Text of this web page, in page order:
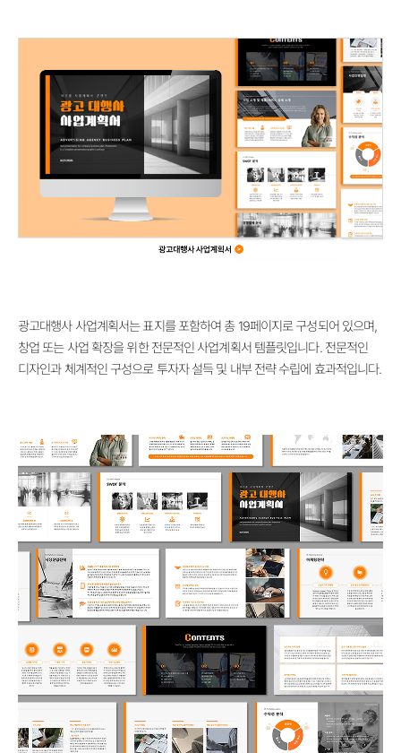
광고대행사 사업계획서는 표지를 포함하여 총 19페이지로 구성되어 있으며,
창업 또는 사업 확장을 위한 전문적인 사업계획서 템플릿입니다. 전문적인
디자인과 체계적인 구성으로 투자자 설득 및 내부 전략 수립에 효과적입니다.